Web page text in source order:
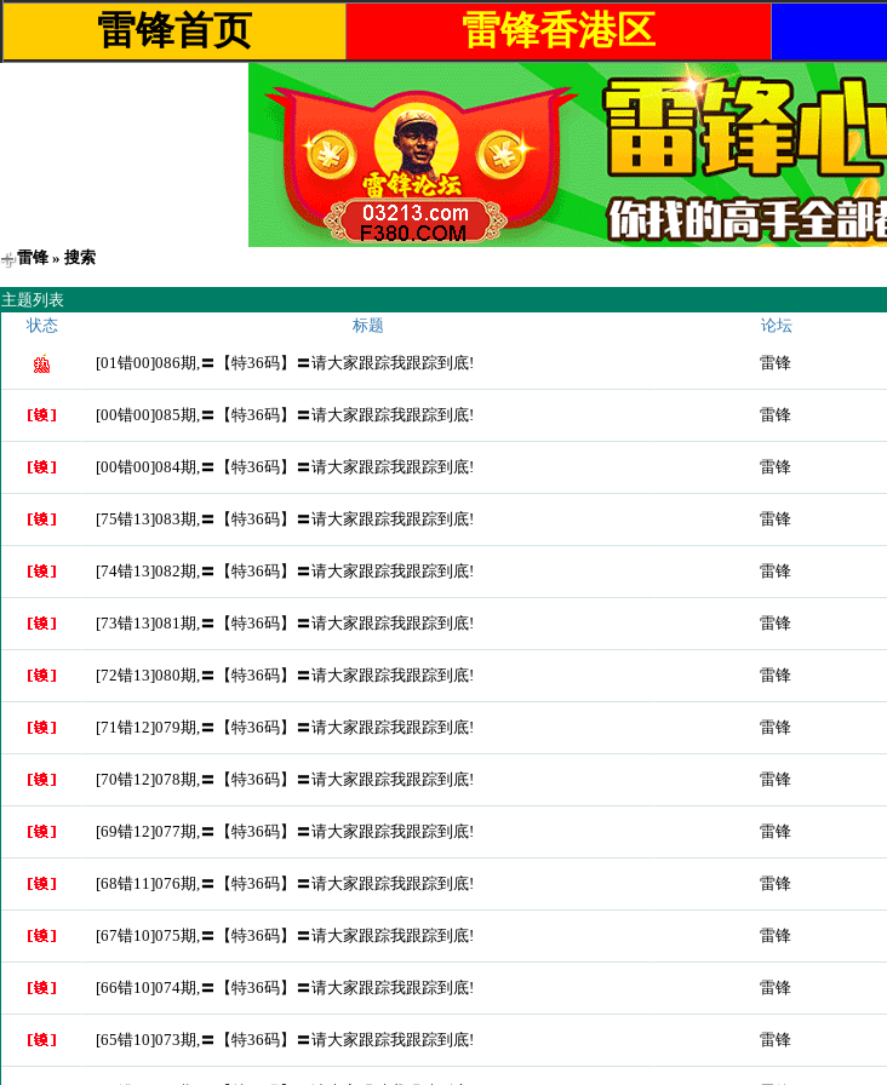
雷锋首页 雷锋香港区
雷锋 » 搜索
主题列表
状态
标题 论坛
[01错00]086期,〓【特36码】〓请大家跟踪我跟踪到底! 雷锋
[00错00]085期,〓【特36码】〓请大家跟踪我跟踪到底! 雷锋
[00错00]084期,〓【特36码】〓请大家跟踪我跟踪到底! 雷锋
[75错13]083期,〓【特36码】〓请大家跟踪我跟踪到底! 雷锋
[74错13]082期,〓【特36码】〓请大家跟踪我跟踪到底! 雷锋
[73错13]081期,〓【特36码】〓请大家跟踪我跟踪到底! 雷锋
[72错13]080期,〓【特36码】〓请大家跟踪我跟踪到底! 雷锋
[71错12]079期,〓【特36码】〓请大家跟踪我跟踪到底! 雷锋
[70错12]078期,〓【特36码】〓请大家跟踪我跟踪到底! 雷锋
[69错12]077期,〓【特36码】〓请大家跟踪我跟踪到底! 雷锋
[68错11]076期,〓【特36码】〓请大家跟踪我跟踪到底! 雷锋
[67错10]075期,〓【特36码】〓请大家跟踪我跟踪到底! 雷锋
[66错10]074期,〓【特36码】〓请大家跟踪我跟踪到底! 雷锋
[65错10]073期,〓【特36码】〓请大家跟踪我跟踪到底! 雷锋